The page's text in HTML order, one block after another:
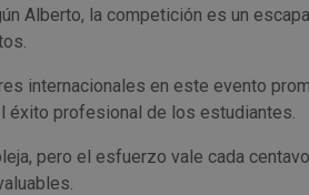
Alberto, la competición es un
internacionales en este evento
éxito profesional de los estudiantes.
pero el esfuerzo vale cada